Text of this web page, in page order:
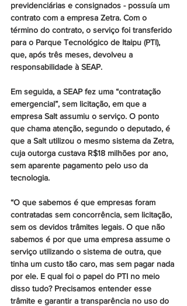
previdenciárias e consignados - possuía um
contrato com a empresa Zetra. Com o
término do contrato, o serviço foi transferido
para o Parque Tecnológico de Itaipu (PTI),
que, após três meses, devolveu a
responsabilidade à SEAP.
Em seguida, a SEAP fez uma “contratação
emergencial”, sem licitação, em que a
empresa Salt assumiu o serviço. O ponto
que chama atenção, segundo o deputado, é
que a Salt utilizou o mesmo sistema da Zetra,
cuja outorga custava R$18 milhões por ano,
sem aparente pagamento pelo uso da
tecnologia.
“O que sabemos é que empresas foram
contratadas sem concorrência, sem licitação,
sem os devidos trâmites legais. O que não
sabemos é por que uma empresa assume o
serviço utilizando o sistema de outra, que
tinha um custo tão caro, mas sem pagar nada
por ele. E qual foi o papel do PTI no meio
disso tudo? Precisamos entender esse
trâmite e garantir a transparência no uso do